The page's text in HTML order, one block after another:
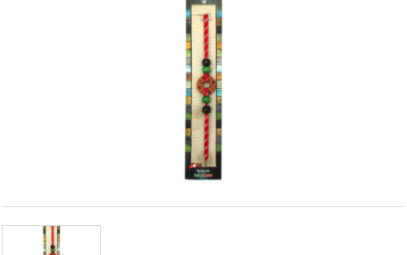
да
показваме